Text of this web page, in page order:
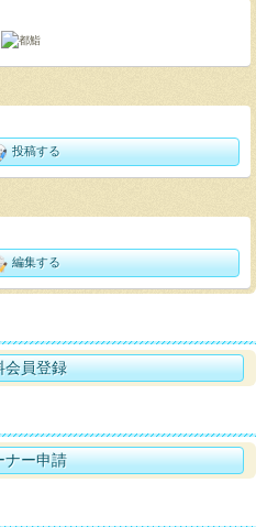
投稿する
編集する
会員登録
ナー申請